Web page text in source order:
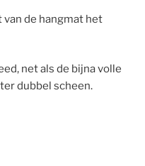
van de hangmat het
net als de bijna volle
dubbel scheen.